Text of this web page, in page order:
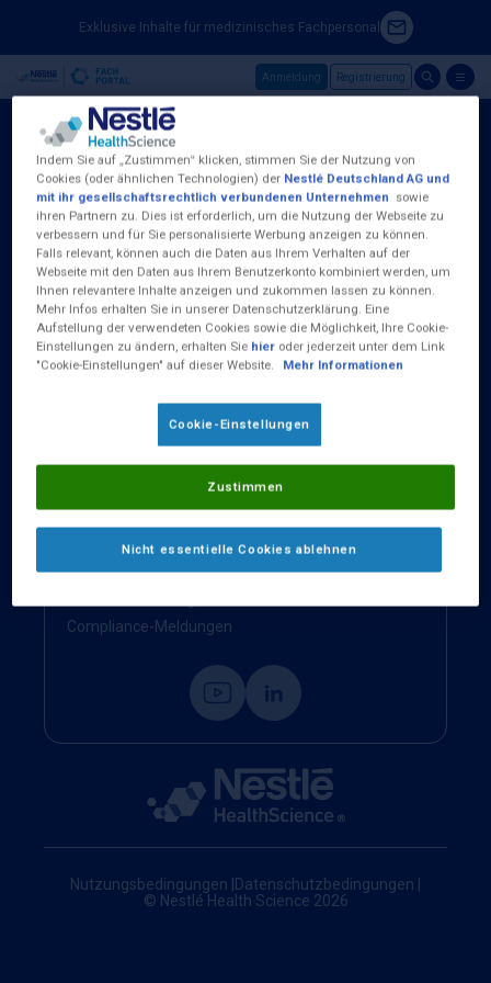
Skip to main content
Exklusive Inhalte für medizinisches Fachpersonal
Anmeldung Registrierung
Nestlé Health Science (Deutschland) GmbH
Baseler Straße 46
D-60329 Frankfurt am Main
Tel.:0800 100 16 35
(Kostenlos aus dem deutschen Fest- und
Mobilfunknetz)
Erreichbar Montag bis Donnerstag von 09:00
Impressum
Nestlé Health Science Website
Compliance-Meldungen
Nutzungsbedingungen Datenschutzbedingungen
© Nestlé Health Science 2026
Indem Sie auf „Zustimmen“ klicken, stimmen Sie der Nutzung von
Cookies (oder ähnlichen Technologien) der Nestlé Deutschland AG und
mit ihr gesellschaftsrechtlich verbundenen Unternehmen sowie
ihren Partnern zu. Dies ist erforderlich, um die Nutzung der Webseite zu
verbessern und für Sie personalisierte Werbung anzeigen zu können.
Falls relevant, können auch die Daten aus Ihrem Verhalten auf der
Webseite mit den Daten aus Ihrem Benutzerkonto kombiniert werden, um
Ihnen relevantere Inhalte anzeigen und zukommen lassen zu können.
Mehr Infos erhalten Sie in unserer Datenschutzerklärung. Eine
Aufstellung der verwendeten Cookies sowie die Möglichkeit, Ihre Cookie-
Einstellungen zu ändern, erhalten Sie hier oder jederzeit unter dem Link
"Cookie-Einstellungen" auf dieser Website.
Mehr Informationen
Cookie-Einstellungen
Nicht essentielle Cookies ablehnen
Zustimmen